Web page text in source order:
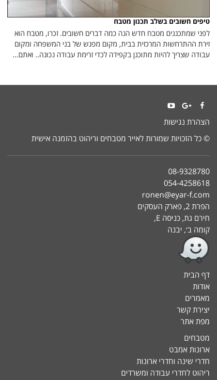
טיפים חשובים בשלב תכנון מטבח
לפני שמתכננים מטבח חדש הנה כמה דברים חשובים. זכרו, מטבח הוא
זירת ההתרחשות המרכזית בבית, מקום מפגש של בני המשפחה ומקום
עבודה שצריך להיות מתוכנן בקפידה לכדי זרימת עבודה נכונה.. ואתם...
Facebook
Google+
YouTubeהצהרת נגישות
© כל הזכויות שמורות לאייר מטבחים וריהוט בהזמנה אישית
08-9328780
054-4258618
ronen@eyar-f.com
הפרת 2, פארק העסקים
חירם גת, כניסה E,
קומה ב׳, יבנה
דף הבית
אודות
מאמרים
יצירת קשר
מפת אתר
מטבחים
ארונות אמבט
חדרי שינה וחדרי ארונות
ריהוט לחדרי עבודה ומשרדים